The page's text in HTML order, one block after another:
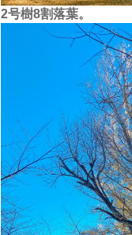
2号樹8割落葉。